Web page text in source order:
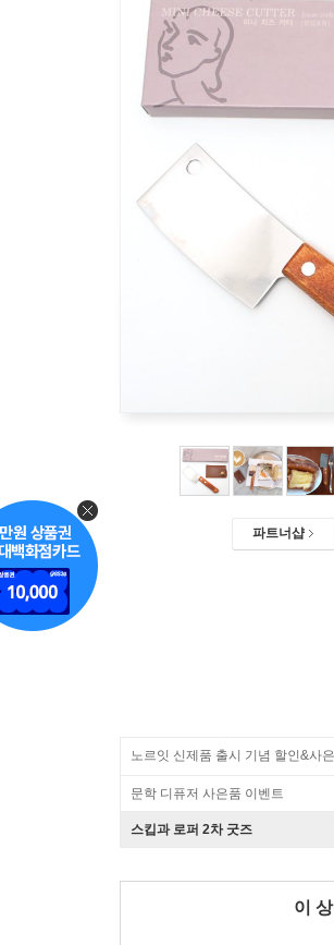
파트너샵
문학 디퓨저 사은품 이벤트
스킵과 로퍼 2차 굿즈
이